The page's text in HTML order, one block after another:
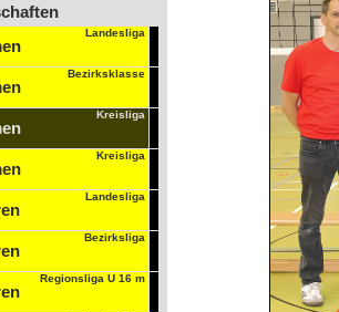
Landesliga
Bezirksklasse
Kreisliga
Kreisliga
Landesliga
Bezirksliga
Regionsliga U 16 m